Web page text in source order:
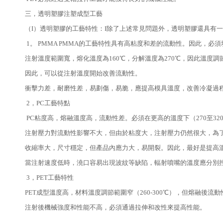
三，透明塑膠注塑成型工藝
（I）透明塑膠的工藝特性：I除了上述常見問題外，透明塑膠還具有
1。 PMMA PMMA的工藝特性具有高粘度和差的流動性。因此，必
注射溫度範圍寬，熔化溫度為160℃，分解溫度為270℃，因此溫度調
因此，可以從注射溫度開始改善流動性。
衝擊力差，耐磨性差，易劃傷，易脆，應提高模具溫度，改善冷凝過
2，PC工藝特點
PC粘度高，熔融溫度高，流動性差。必須在更高的溫度下（270至
注射壓力對流動性影響不大，但由於粘度大，注射壓力仍然很大，為
收縮率大，尺寸穩定，但產品內應力大，易開裂。因此，最好是提
當注射速度低時，澆口容易出現波紋等缺陷，輻射噴嘴的溫度應分
3，PET工藝特性
PET成型溫度高，材料溫度調節範圍窄（260-300℃），但熔融後流
注射後機械強度和性能不高，必須通過拉伸和改性來提高性能。